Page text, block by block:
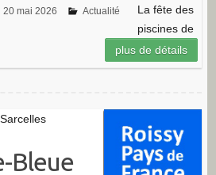
20 mai 2026 Actualité
La fête des
piscines de
plus de détails
Bleue